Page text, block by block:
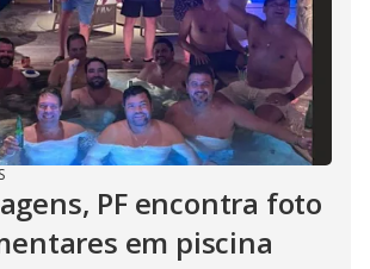
PF encontra foto
em piscina